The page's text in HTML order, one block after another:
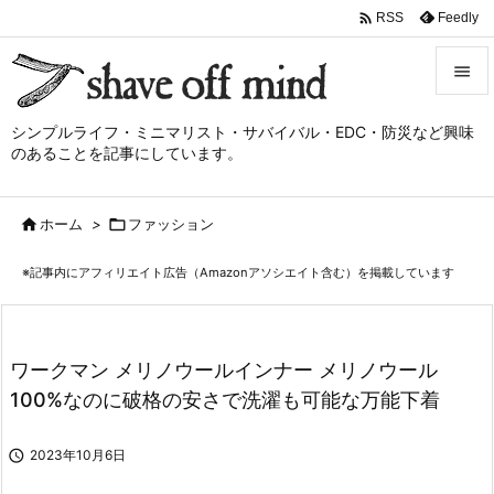
シンプルライフ・ミニマリスト・サバイバル・EDC・防災など興味
のあることを記事にしています。

メニュ
サイド
次へ
 RSS Feedly
ホーム > ファッション
※記事内にアフィリエイト広告（Amazonアソシエイト含む）を掲載しています
ワークマン メリノウールインナー メリノウール
100%なのに破格の安さで洗濯も可能な万能下着
 2023年10月6日